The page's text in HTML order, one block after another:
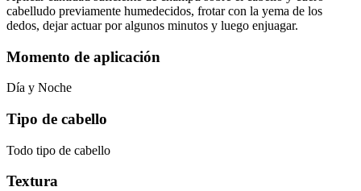
cabelludo previamente humedecidos, frotar con la yema de los
dedos, dejar actuar por algunos minutos y luego enjuagar.
Momento de aplicación
Día y Noche
Tipo de cabello
Todo tipo de cabello
Textura